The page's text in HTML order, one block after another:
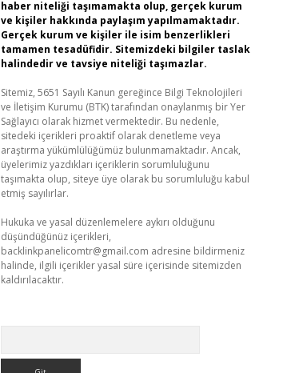
haber niteliği taşımamakta olup, gerçek kurum
ve kişiler hakkında paylaşım yapılmamaktadır.
Gerçek kurum ve kişiler ile isim benzerlikleri
tamamen tesadüfidir. Sitemizdeki bilgiler taslak
halindedir ve tavsiye niteliği taşımazlar.
Sitemiz, 5651 Sayılı Kanun gereğince Bilgi Teknolojileri
ve İletişim Kurumu (BTK) tarafından onaylanmış bir Yer
Sağlayıcı olarak hizmet vermektedir. Bu nedenle,
sitedeki içerikleri proaktif olarak denetleme veya
araştırma yükümlülüğümüz bulunmamaktadır. Ancak,
üyelerimiz yazdıkları içeriklerin sorumluluğunu
taşımakta olup, siteye üye olarak bu sorumluluğu kabul
etmiş sayılırlar.
Hukuka ve yasal düzenlemelere aykırı olduğunu
düşündüğünüz içerikleri,
backlinkpanelicomtr@gmail.com adresine bildirmeniz
halinde, ilgili içerikler yasal süre içerisinde sitemizden
kaldırılacaktır.